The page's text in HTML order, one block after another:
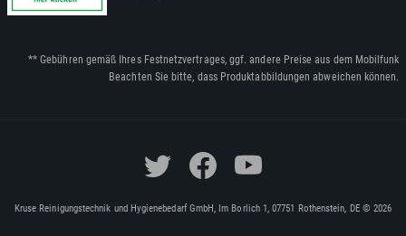
** Gebühren gemäß Ihres Festnetzvertrages, ggf. andere Preise aus dem Mobilfunk
Beachten Sie bitte, dass Produktabbildungen abweichen können.
Kruse Reinigungstechnik und Hygienebedarf GmbH, Im Borlich 1, 07751 Rothenstein, DE © 2026